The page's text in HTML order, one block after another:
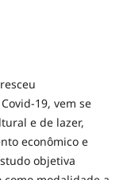
19, vem se
e de lazer,
econômico e
objetiva